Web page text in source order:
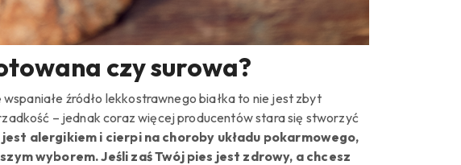
czy surowa?
źródło lekkostrawnego białka to nie jest zbyt
– jednak coraz więcej producentów stara się stworzyć
jest alergikiem i cierpi na choroby układu pokarmowego,
wyborem.Jeśli zaś Twój pies jest zdrowy, a chcesz